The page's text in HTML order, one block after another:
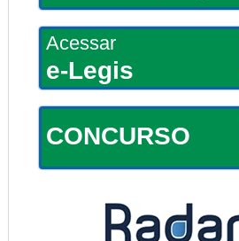
Acessar
e-Legis
CONCURSO